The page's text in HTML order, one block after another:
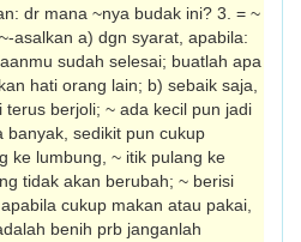
dr mana ~nya budak ini? 3. = ~
asalkan a) dgn syarat, apabila:
sudah selesai; buatlah apa
hati orang lain; b) sebaik saja,
berjoli; ~ ada kecil pun jadi
banyak, sedikit pun cukup
ke lumbung, ~ itik pulang ke
tidak akan berubah; ~ berisi
cukup makan atau pakai,
benih prb janganlah